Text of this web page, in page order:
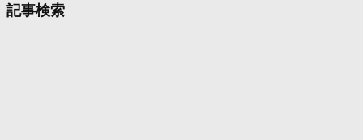
カ
記事検索